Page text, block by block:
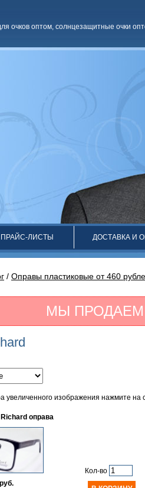
очков оптом, солнцезащитные очки
ПРАЙС-ЛИСТЫ ДОСТАВКА И
/ Оправы пластиковые от 460
МЫ
увеличенного изображения нажмите
оправа
Кол-во